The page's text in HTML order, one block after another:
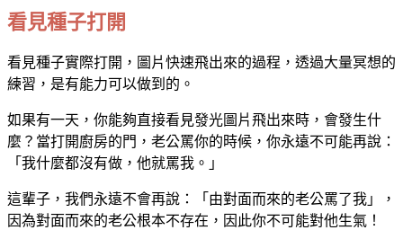
看見種子打開
看見種子實際打開，圖片快速飛出來的過程，透過大量冥想的
練習，是有能力可以做到的。
如果有一天，你能夠直接看見發光圖片飛出來時，會發生什
麼？當打開廚房的門，老公罵你的時候，你永遠不可能再說：
「我什麼都沒有做，他就罵我。」
這輩子，我們永遠不會再說：「由對面而來的老公罵了我」，
因為對面而來的老公根本不存在，因此你不可能對他生氣！